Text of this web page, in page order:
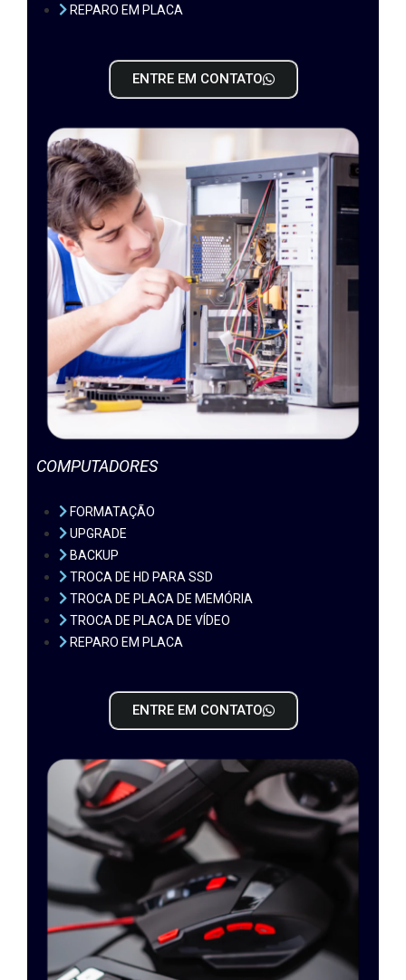
REPARO EM PLACA
ENTRE EM CONTATO
COMPUTADORES
FORMATAÇÃO
UPGRADE
BACKUP
TROCA DE HD PARA SSD
TROCA DE PLACA DE MEMÓRIA
TROCA DE PLACA DE VÍDEO
REPARO EM PLACA
ENTRE EM CONTATO